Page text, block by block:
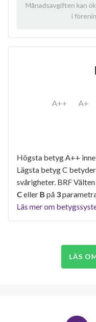
Månadsavgiften kan
i
Högsta betyg A++
Lägsta betyg C
svårigheter. BRF
Celler B på 3
Läs mer om
LÄS